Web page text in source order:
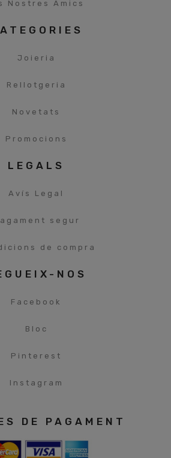
Nostres Amics
Joieria
Rellotgeria
Novetats
Promocions
LEGALS
Avís Legal
segur
de compra
NOS
Facebook
Bloc
Pinterest
Instagram
DE PAGAMENT